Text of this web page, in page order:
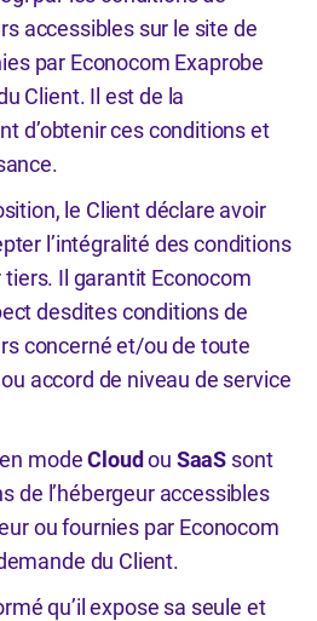
accessibles sur le site de
par Econocom Exaprobe
Client. Il est de la
d’obtenir ces conditions et
le Client déclare avoir
l’intégralité des conditions
tiers. Il garantit Econocom
desdites conditions de
concerné et/ou de toute
accord de niveau de service
modeCloud ou SaaS sont
de l’hébergeur accessibles
ou fournies par Econocom
du Client.
qu’il expose sa seule et